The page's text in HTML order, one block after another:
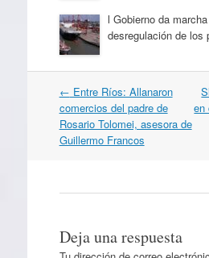
l Gobierno da
desregulación de los
Navegación
por
artículos
← Entre Ríos: Allanaron
comercios del padre de
Rosario Tolomei, asesora de
Guillermo Francos
en
Deja una respuesta